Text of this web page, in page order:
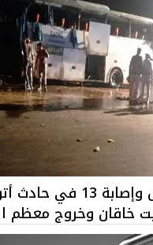
وفاة طفل وإصابة 13 في
خاقان وخروج معظم